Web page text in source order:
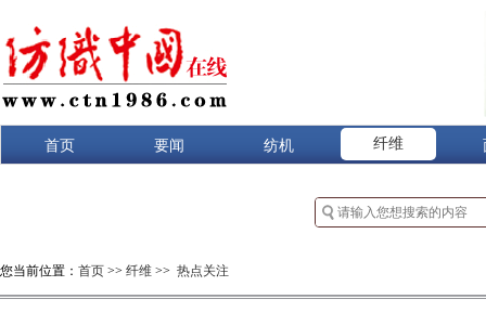
首页 要闻 纺机 纤维
您当前位置： 首页 >> 纤维 >> 热点关注